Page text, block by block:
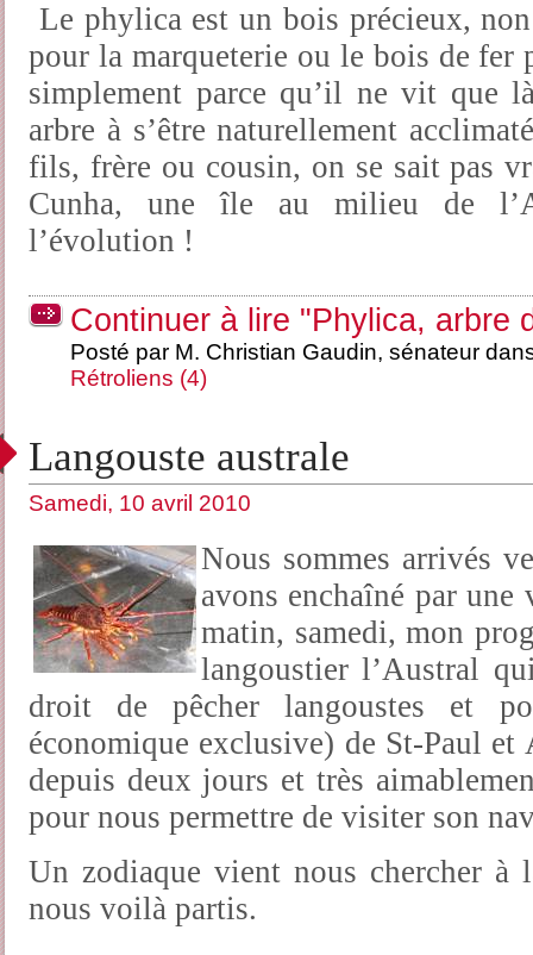
Le phylica est un bois précieux,
pour la marqueterie ou le bois de
simplement parce qu’il ne vit que
arbre à s’être naturellement
fils, frère ou cousin, on se sait pas
Cunha, une île au milieu de
l’évolution !
Continuer à lire "Phylica, arbre
Posté par M. Christian Gaudin, sénateur
Rétroliens (4)
Langouste australe
Samedi, 10 avril 2010
Nous sommes arrivés
avons enchaîné par
matin, samedi, mon
langoustier l’Austral
droit de pêcher langoustes et
économique exclusive) de St-Paul
depuis deux jours et très
pour nous permettre de visiter son
Un zodiaque vient nous chercher à
nous voilà partis.